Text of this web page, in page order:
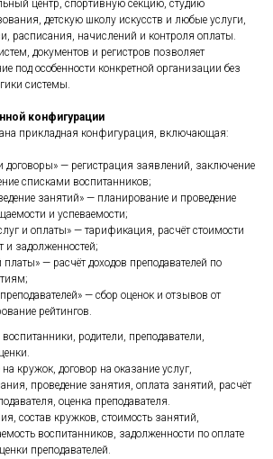
центр, спортивную секцию, студию
детскую школу искусств и любые услуги,
расписания, начислений и контроля оплаты.
документов и регистров позволяет
под особенности конкретной организации без
системы.
конфигурации
прикладная конфигурация, включающая:
договоры» — регистрация заявлений, заключение
списками воспитанников;
занятий» — планирование и проведение
и успеваемости;
и оплаты» — тарификация, расчёт стоимости
и задолженностей;
платы» — расчёт доходов преподавателей по
— сбор оценок и отзывов от
рейтингов.
родители, преподаватели,
кружок, договор на оказание услуг,
проведение занятия, оплата занятий, расчёт
оценка преподавателя.
состав кружков, стоимость занятий,
воспитанников, задолженности по оплате
преподавателей.